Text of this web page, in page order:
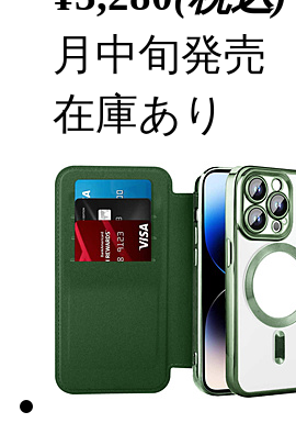
月中旬発売
在庫あり